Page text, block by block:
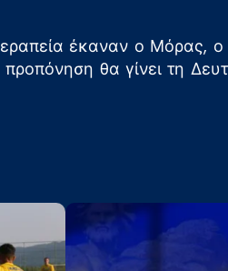
έκαναν ο Μόρας,
θα γίνει τη